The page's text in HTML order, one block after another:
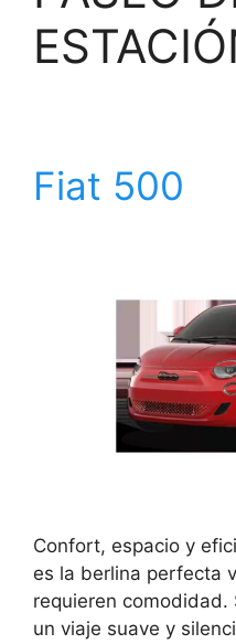
Fiat 500
Confort, espacio y
es la berlina perfecta
requieren comodidad.
un viaje suave y